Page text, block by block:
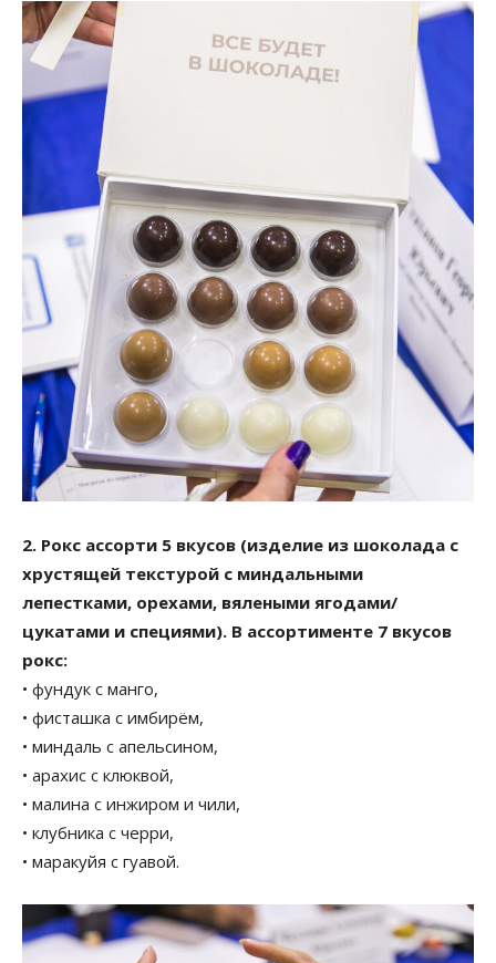
2. Рокс ассорти 5 вкусов (изделие из шоколада с
хрустящей текстурой с миндальными
лепестками, орехами, вялеными ягодами/
цукатами и специями). В ассортименте 7 вкусов
рокс:
• фундук с манго,
• фисташка с имбирём,
• миндаль с апельсином,
• арахис с клюквой,
• малина с инжиром и чили,
• клубника с черри,
• маракуйя с гуавой.